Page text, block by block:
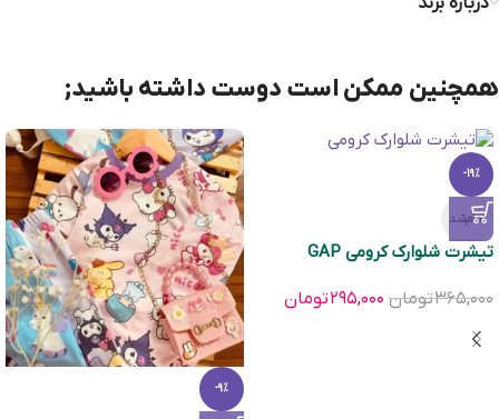
همچنین ممکن است دوست داشته باشید;
-19%
تمام‌شد
تیشرت شلوارک کرومی GAP
۳۶۵,۰۰۰تومان ۲۹۵,۰۰۰تومان
-9%